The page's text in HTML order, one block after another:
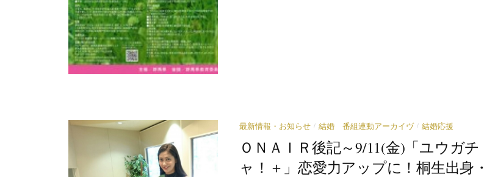
最新情報・お知らせ / 結婚 番組連動アーカイヴ / 結婚応援
ＯＮＡＩＲ後記～9/11(金)「ユウガチ
ャ！＋」恋愛力アップに！桐生出身・